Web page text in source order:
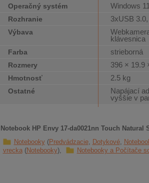
Operačný systém Windows
Rozhranie 3xUSB
Výbava
klávesnica
Farba strieborná
Rozmery 396 × 19.9
Hmotnosť 2.5 kg
Ostatné
Napájací
vyššie v
Notebook HP Envy 17-da0021nn Touch Natural
Notebooky Predvádzacie Dotykové
vrecka Notebooky Notebooky a Počítače